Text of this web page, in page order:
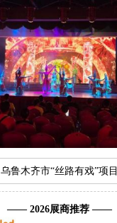
乌鲁木齐市“丝路有戏”项目
—— 2026展商推荐 ——